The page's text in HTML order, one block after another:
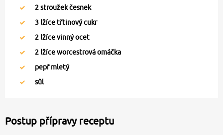
2stroužek česnek
3 lžíce třtinový cukr
2 lžíce vinný ocet
2 lžíce worcestrová omáčka
pepř mletý
sůl
Postup přípravy receptu